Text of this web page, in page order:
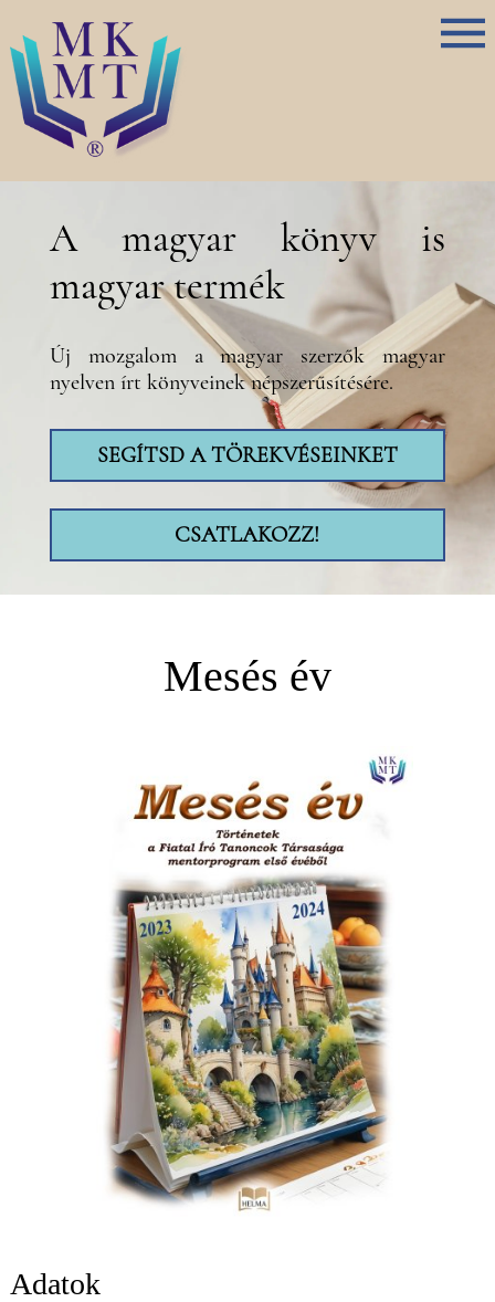
A magyar könyv is
magyar termék
Új mozgalom a magyar szerzők magyar
nyelven írt könyveinek népszerűsítésére.
SEGÍTSD A TÖREKVÉSEINKET
CSATLAKOZZ!
Mesés év
Adatok